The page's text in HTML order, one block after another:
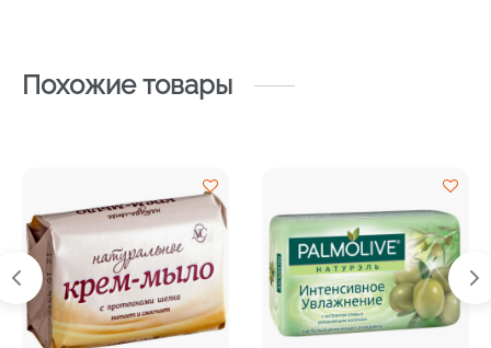
Похожие товары